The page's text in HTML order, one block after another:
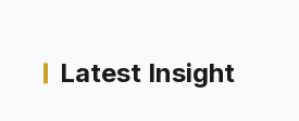
Latest Insight